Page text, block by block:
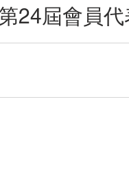
24屆會員